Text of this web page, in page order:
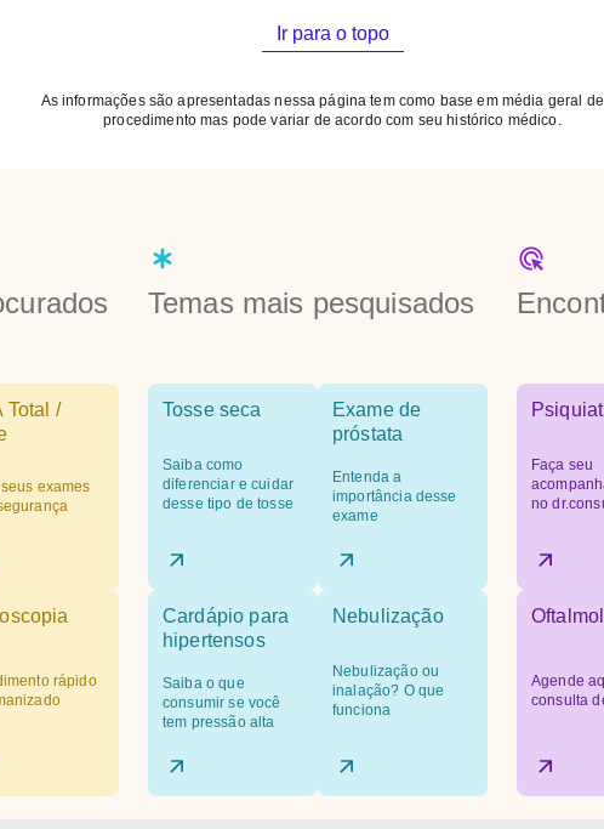
Ir para o topo
As informações são apresentadas nessa página tem como base em média geral
procedimento mas pode variar de acordo com seu histórico médico.
Total /
exames
rápido
Temas mais pesquisados
Tosse seca
Saiba como
diferenciar e cuidar
desse tipo de tosse
Exame de
próstata
Entenda a
importância desse
exame
Cardápio para
hipertensos
Saiba o que
consumir se você
tem pressão alta
Nebulização
Nebulização ou
inalação? O que
funciona
Faça seu
no
Agende
consulta